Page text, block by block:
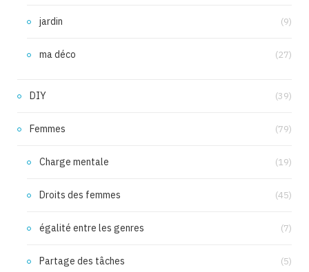
jardin (9)
ma déco (27)
DIY (39)
Femmes (79)
Charge mentale (19)
Droits des femmes (45)
égalité entre les genres (7)
Partage des tâches (5)